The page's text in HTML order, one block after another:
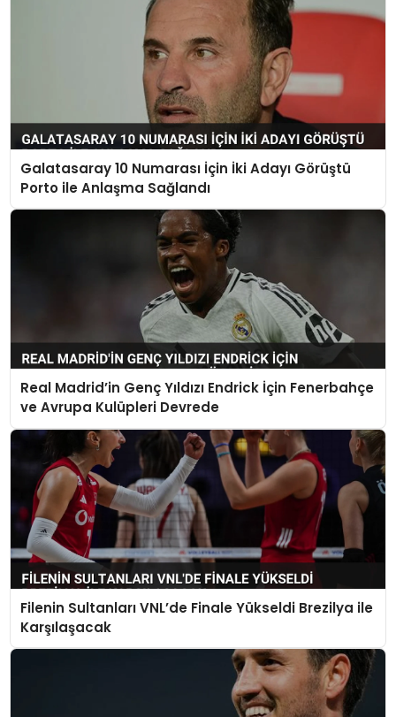
Galatasaray 10 Numarası İçin İki Adayı Görüştü
Porto ile Anlaşma Sağlandı
Real Madrid’in Genç Yıldızı Endrick İçin Fenerbahçe
ve Avrupa Kulüpleri Devrede
Filenin Sultanları VNL’de Finale Yükseldi Brezilya ile
Karşılaşacak